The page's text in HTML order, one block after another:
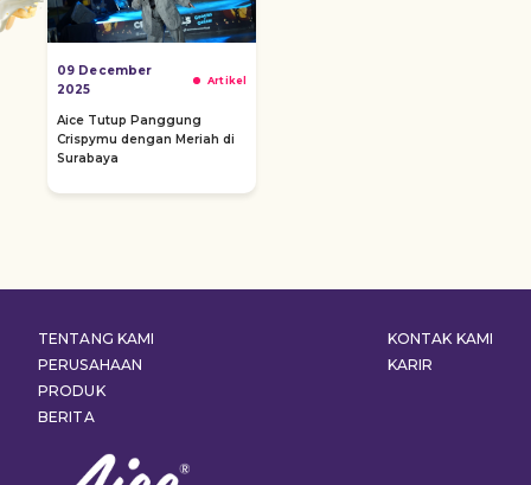
09 December
2025
Artikel
Aice Tutup Panggung
Crispymu dengan Meriah di
Surabaya
TENTANG KAMI
PERUSAHAAN
PRODUK
BERITA
KONTAK KAMI
KARIR